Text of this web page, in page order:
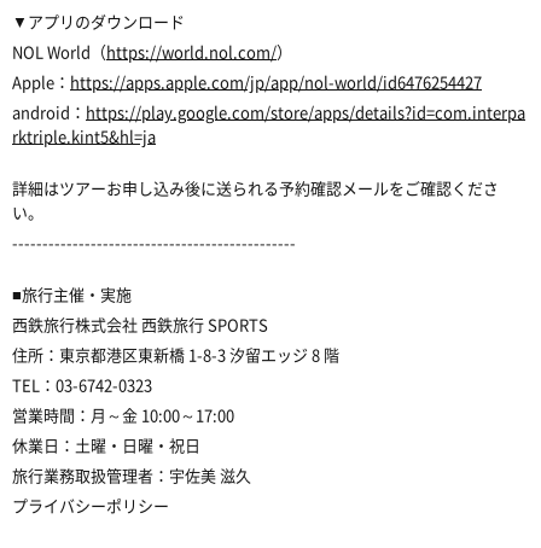
▼アプリのダウンロード
NOL World（https://world.nol.com/）
Apple： https://apps.apple.com/jp/app/nol-world/id6476254427
android： https://play.google.com/store/apps/details?id=com.interpa
rktriple.kint5&hl=ja
詳細はツアーお申し込み後に送られる予約確認メールをご確認くださ
い。
-----------------------------------------------
■旅行主催・実施
西鉄旅行株式会社 西鉄旅行 SPORTS
住所：東京都港区東新橋 1-8-3 汐留エッジ 8 階
TEL：03-6742-0323
営業時間：月～金 10:00～17:00
休業日：土曜・日曜・祝日
旅行業務取扱管理者：宇佐美 滋久
プライバシーポリシー